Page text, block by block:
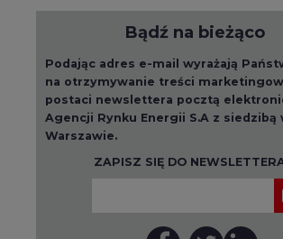
Bądź na bieżąco
Podając adres e-mail wyrażają
na otrzymywanie treści
postaci newslettera pocztą
Agencji Rynku Energii S.A z siedzibą
Warszawie.
ZAPISZ SIĘ DO